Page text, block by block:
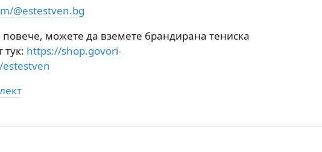
@estestven.bg
можете да вземете брандирана тениска
тук: https://shop.govori-